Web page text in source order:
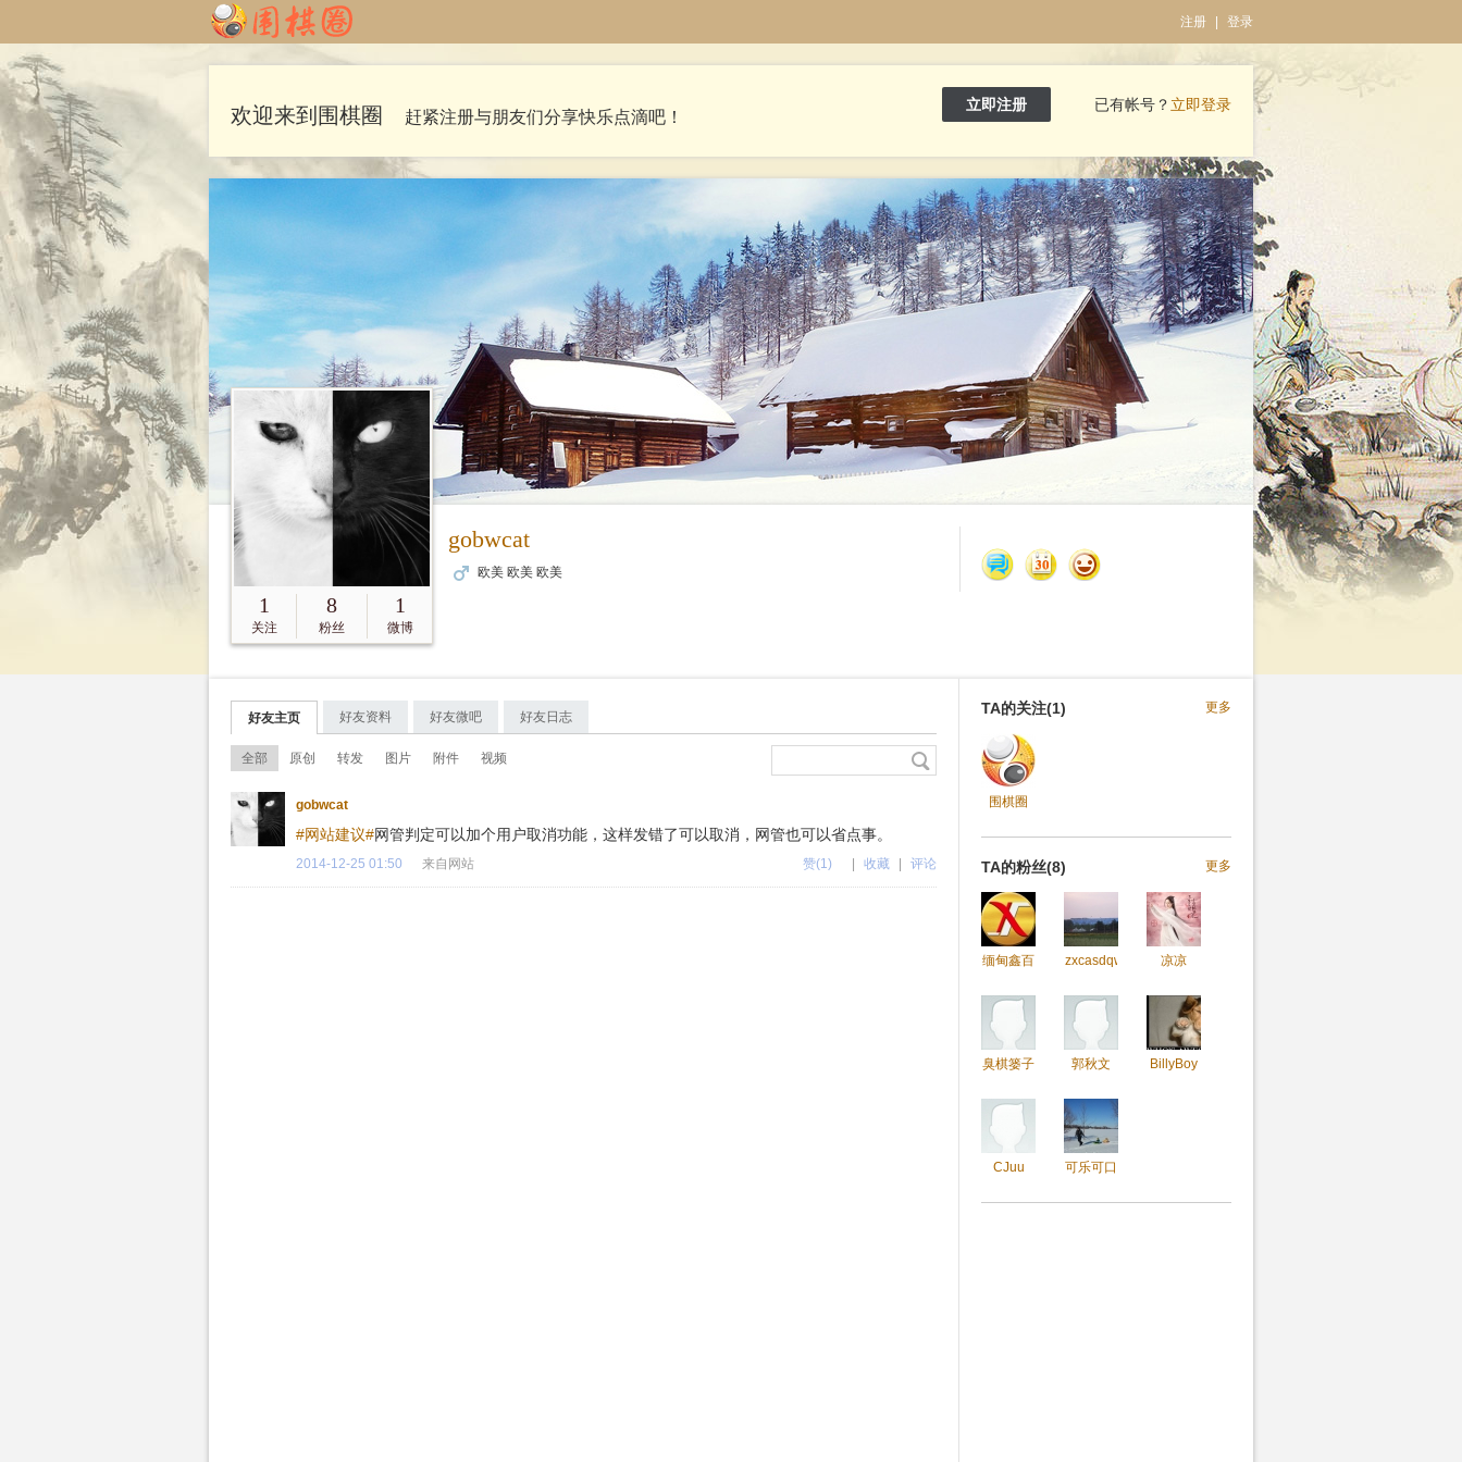
注册 登录
立即注册 已有帐号？ 立即登录
欢迎来到围棋圈 赶紧注册与朋友们分享快乐点滴吧！
1
关注
8
粉丝
1
微博
gobwcat
欧美 欧美 欧美
更多
TA的关注(1)
围棋圈
更多
TA的粉丝(8)
缅甸鑫百 zxcasdqw 凉凉
臭棋篓子 郭秋文 BillyBoy
CJuu 可乐可口
好友主页 好友资料 好友微吧 好友日志
全部 原创 转发 图片 附件 视频
gobwcat
#网站建议#网管判定可以加个用户取消功能，这样发错了可以取消，网管也可以省点事。
赞(1) 收藏 评论
2014-12-25 01:50 来自网站